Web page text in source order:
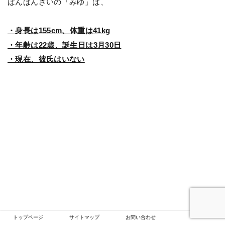
ばんばんざいの「みゆ」は、
・身長は155cm、体重は41kg
・年齢は22歳、誕生日は3月30日
・現在、彼氏はいない
トップページ サイトマップ お問い合わせ